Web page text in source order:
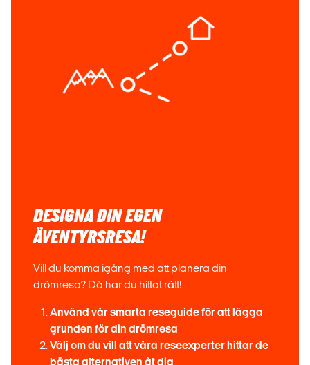
DESIGNA DIN EGEN
ÄVENTYRSRESA!
Vill du komma igång med att planera din
drömresa? Då har du hittat rätt!
Använd vår smarta reseguide för att lägga
grunden för din drömresa
Välj om du vill att våra reseexperter hittar de
bästa alternativen åt dig